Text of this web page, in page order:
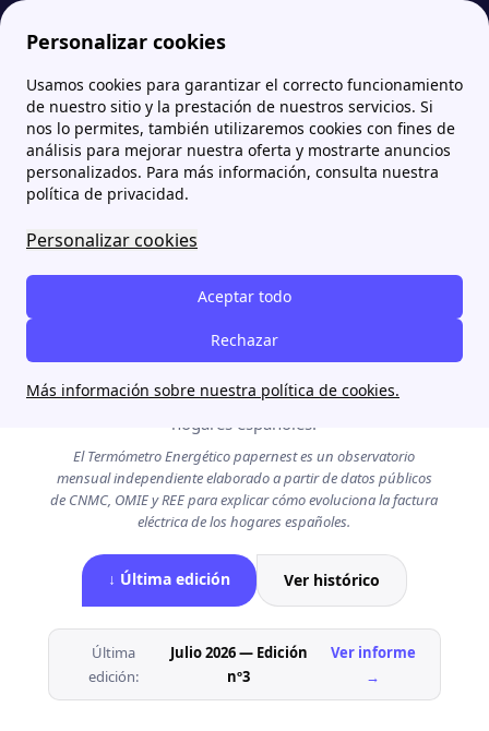
Personalizar cookies
Usamos cookies para garantizar el correcto funcionamiento
de nuestro sitio y la prestación de nuestros servicios. Si
nos lo permites, también utilizaremos cookies con fines de
análisis para mejorar nuestra oferta y mostrarte anuncios
personalizados. Para más información, consulta nuestra
política de privacidad.
Personalizar cookies
Aceptar todo
Rechazar
Más información sobre nuestra política de cookies.
Papernest.es Termómetro Energético papernest — El observatorio mensual del precio de la luz en España
actualiza el primer día laborable de cada mes
TermómetroEnergético
papernest
de la electricidad y la factura eléctrica de los
hogares españoles.
El Termómetro Energético papernest es un observatorio
mensual independiente elaborado a partir de datos públicos
de CNMC, OMIE y REE para explicar cómo evoluciona la factura
eléctrica de los hogares españoles.
↓ Última edición Ver histórico
Última
edición:
Julio 2026 — Edición
nº3
Ver informe
→